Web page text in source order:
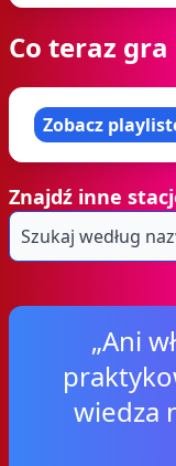
Co teraz
Zobacz
Znajdź inne
„Ani
wiedza